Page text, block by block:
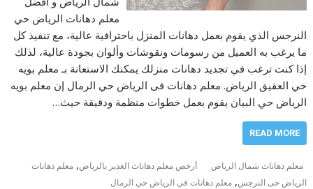
معلم دهانات الرياض حي
النرجس الذي يقوم بعمل دهانات المنزل باحترافية عالية، مع تنفيذ كل
ما يرغب به العميل من رسومات ونقوشات وألوان بجودة عالية، لذلك
إذا كنت ترغب في تجديد دهانات منزلك يمكنك الاستعانة بـ معلم بويه
حي العقيق الرياض. معلم دهانات فى الرياض حي الرمال إن معلم بويه
الرياض حي البيان يقوم بعمل خطوات منظمة ودقيقة حيث…
READ MORE
معلم دهانات شمال الرياض أرخص معلم دهانات الغدير بالرياض,معلم دهانات
الرياض حى النرجس,معلم دهانات في الرياض حي الرمال